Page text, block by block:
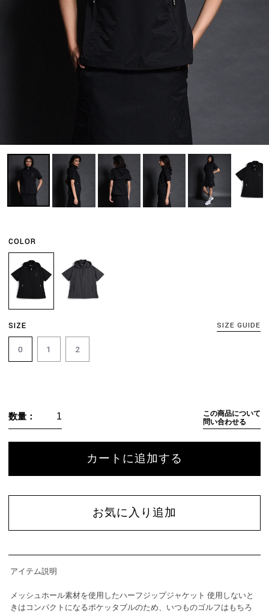
COLOR
SIZE SIZE GUIDE
0 1 2
数量：
この商品について
問い合わせる
カートに追加する
お気に入り追加
アイテム説明
メッシュホール素材を使用したハーフジップジャケット 使用しないと
きはコンパクトになるポケッタブルのため、いつものゴルフはもちろ